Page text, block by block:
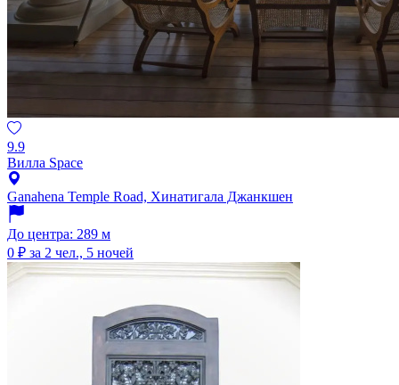
9.9
Вилла Space
Ganahena Temple Road, Хинатигала Джанкшен
До центра: 289 м
0 ₽ за 2 чел., 5 ночей